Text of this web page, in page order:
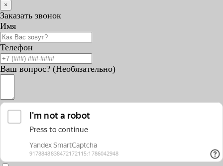
×
Заказать звонок
Имя
Телефон
Ваш вопрос? (Необязательно)